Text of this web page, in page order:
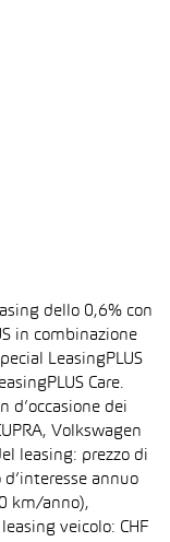
dello 0,6% con
in combinazione
LeasingPLUS
Care.
d’occasione dei
Volkswagen
leasing: prezzo di
d’interesse annuo
km/anno),
veicolo: CHF